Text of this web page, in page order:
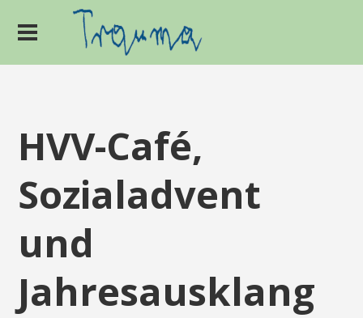
HVV-Café,
Sozialadvent
und
Jahresausklang